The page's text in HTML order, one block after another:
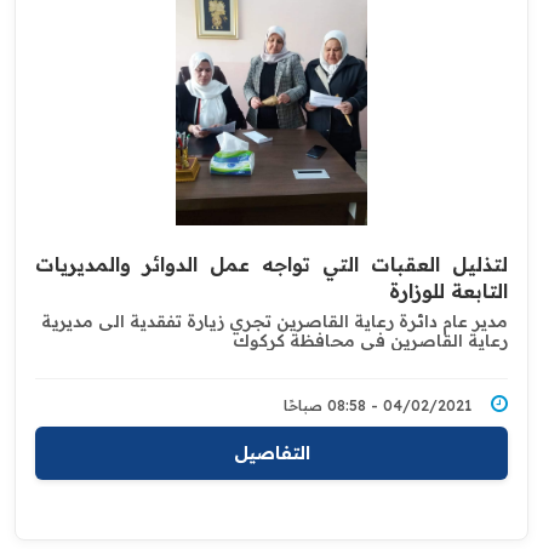
لتذليل العقبات التي تواجه عمل الدوائر والمديريات
التابعة للوزارة
مدير عام دائرة رعاية القاصرين تجري زيارة تفقدية الى مديرية
رعاية القاصرين في محافظة كركوك
04/02/2021 - 08:58 صباحًا
التفاصيل